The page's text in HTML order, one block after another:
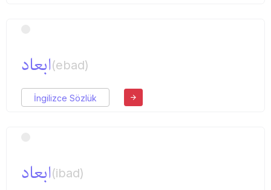
ابعاد(ebad)
İngilizce Sözlük
ابعاد(ibad)